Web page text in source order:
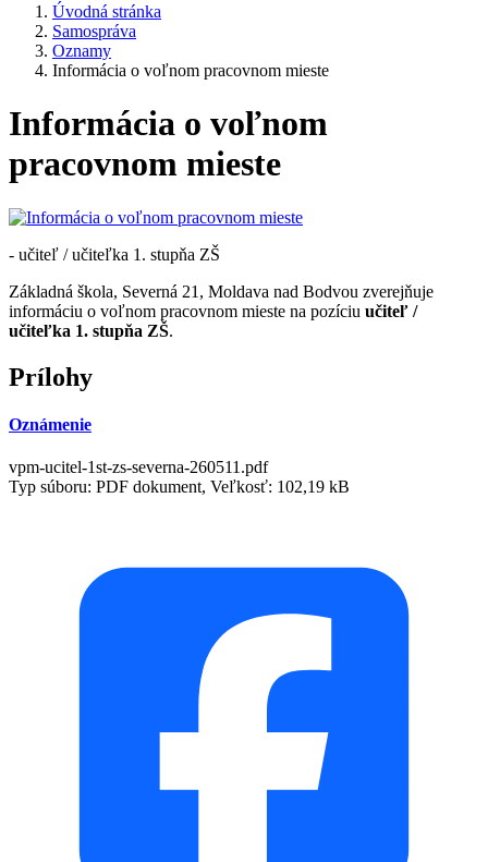
Úvodná stránka
Samospráva
Oznamy
Informácia o voľnom pracovnom mieste
Informácia o voľnom
pracovnom mieste
- učiteľ / učiteľka 1. stupňa ZŠ
Základná škola, Severná 21, Moldava nad Bodvou zverejňuje
informáciu o voľnom pracovnom mieste na pozíciu učiteľ /
učiteľka 1. stupňa ZŠ.
Prílohy
Oznámenie
vpm-ucitel-1st-zs-severna-260511.pdf
Typ súboru: PDF dokument, Veľkosť: 102,19 kB